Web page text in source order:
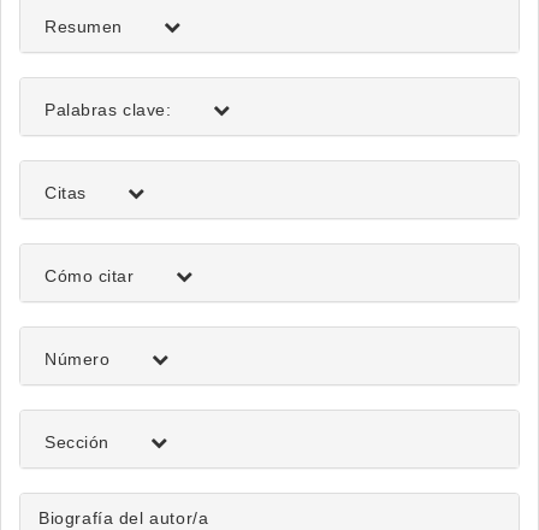
Resumen
Palabras clave:
Citas
Detalles
del
artículo
Cómo citar
Número
Sección
Biografía del autor/a